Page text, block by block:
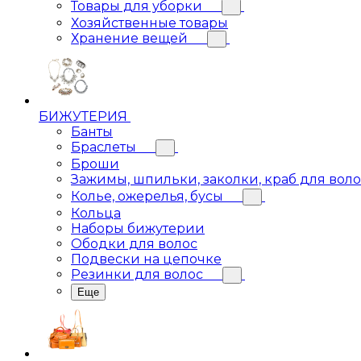
Товары для уборки
Хозяйственные товары
Хранение вещей
БИЖУТЕРИЯ
Банты
Браслеты
Броши
Зажимы, шпильки, заколки, краб для
Колье, ожерелья, бусы
Кольца
Наборы бижутерии
Ободки для волос
Подвески на цепочке
Резинки для волос
Еще